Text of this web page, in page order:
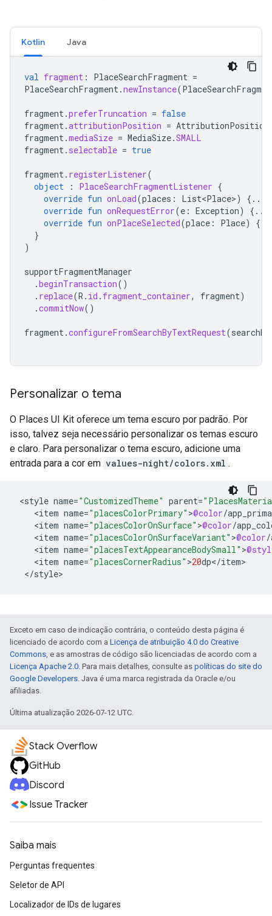
Kotlin Java
val fragment : PlaceSearchFragment =
PlaceSearchFragment.newInstance(
fragment.preferTruncation = false
fragment.attributionPosition = AttributionPosition
fragment.mediaSize = MediaSize.SMALL
fragment. selectable = true
fragment. registerListener(
object
: PlaceSearchFragmentListener {
override fun onLoad(places : List<Place>)
{...}
override fun onRequestError(e : Exception)
override fun onPlaceSelected(place : Place)
}
)
supportFragmentManager
.beginTransaction()
. replace(R . id . fragment_container, fragment)
.commitNow()
fragment.configureFromSearchByTextRequest(
Personalizar o tema
O Places UI Kit oferece um tema escuro por padrão. Por
isso, talvez seja necessário personalizar os temas escuro
e claro. Para personalizar o tema escuro, adicione uma
entrada para a cor em values-night/colors.xml .
<style name="CustomizedTheme" parent=
<item name="placesColorPrimary" >@color/
<item name="placesColorOnSurface" >@color/
<item name="placesColorOnSurfaceVariant" >@color/
<item name="placesTextAppearanceBodySmall" >
<item name="placesCornerRadius" >20dp</item
</style>
Exceto em caso de indicação contrária, o conteúdo desta página é
licenciado de acordo com a Licença de atribuição 4.0 do Creative
Commons, e as amostras de código são licenciadas de acordo com a
Licença Apache 2.0. Para mais detalhes, consulte as políticas do site do
Google Developers. Java é uma marca registrada da Oracle e/ou
afiliadas.
Última atualização 2026-07-12 UTC.
Stack Overflow
GitHub
Discord
Issue Tracker
Saiba mais
Perguntas frequentes
Seletor de API
Localizador de IDs de lugares